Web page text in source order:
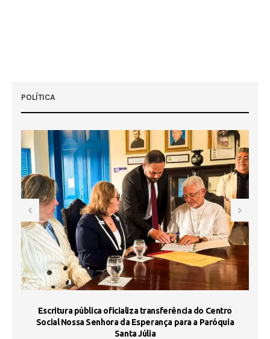
POLÍTICA
Escritura pública oficializa transferência do Centro
Social Nossa Senhora da Esperança para a Paróquia
Santa Júlia